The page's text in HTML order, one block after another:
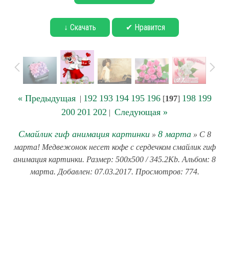
↓ Скачать ✔ Нравится
« Предыдущая| 192 193 194 195 196[197] 198 199
200 201 202 | Следующая »
Смайлик гиф анимация картинки» 8 марта» С 8
марта! Медвежонок несет кофе с сердечком смайлик гиф
анимация картинки. Размер: 500x500 / 345.2Kb. Альбом: 8
марта. Добавлен: 07.03.2017. Просмотров: 774.